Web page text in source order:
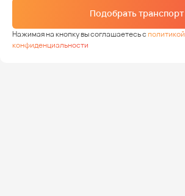
Подобрать транспорт
Нажимая на кнопку вы соглашаетесь сполитикой
конфиденциальности